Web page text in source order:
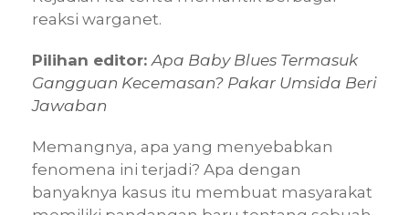
reaksi warganet.
Pilihan editor:Apa Baby Blues Termasuk
Gangguan Kecemasan? Pakar Umsida Beri
Jawaban
Memangnya, apa yang menyebabkan
fenomena ini terjadi? Apa dengan
banyaknya kasus itu membuat masyarakat